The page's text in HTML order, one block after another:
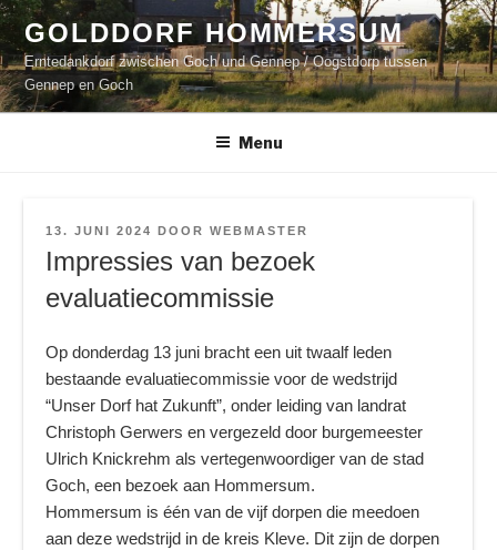
Naar
de
inhoud
springen
GOLDDORF HOMMERSUM
Erntedankdorf zwischen Goch und Gennep / Oogstdorp tussen
Gennep en Goch
Menu
GEPLAATST
OP
13. JUNI 2024 DOORWEBMASTER
Impressies van bezoek
evaluatiecommissie
Op donderdag 13 juni bracht een uit twaalf leden
bestaande evaluatiecommissie voor de wedstrijd
“Unser Dorf hat Zukunft”, onder leiding van landrat
Christoph Gerwers en vergezeld door burgemeester
Ulrich Knickrehm als vertegenwoordiger van de stad
Goch, een bezoek aan Hommersum.
Hommersum is één van de vijf dorpen die meedoen
aan deze wedstrijd in de kreis Kleve. Dit zijn de dorpen